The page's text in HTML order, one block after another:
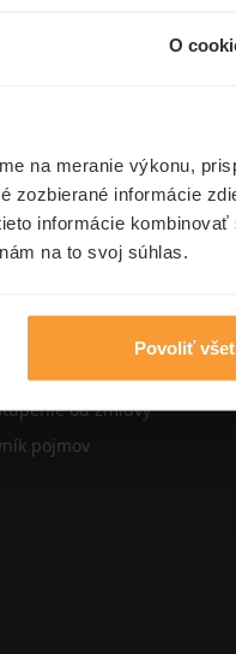
O
na meranie výkonu,
zozbierané informácie
informácie kombinovať
na to svoj súhlas.
Povoliť
od zmluvy
pojmov